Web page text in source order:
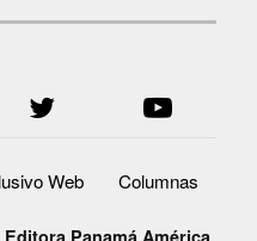
Web Columnas
Editora Panamá América